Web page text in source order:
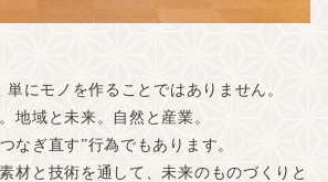
単にモノを作ることではありません。
地域と未来。自然と産業。
なぎ直す”行為でもあります。
材と技術を通して、未来のものづくりと